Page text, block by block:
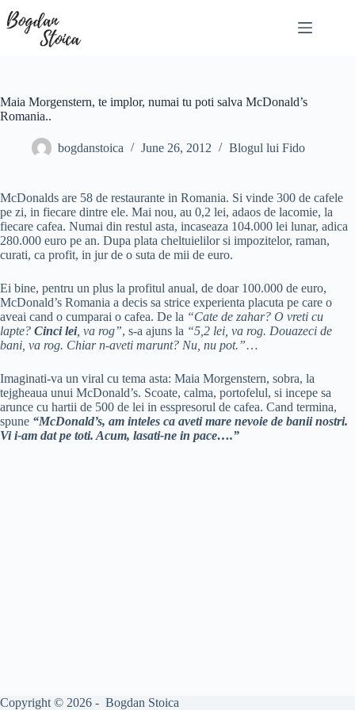
to
content
Maia Morgenstern, te implor, numai tu poti salva McDonald’s
Romania..
bogdanstoica June 26, 2012 Blogul lui Fido
McDonalds are 58 de restaurante in Romania. Si vinde 300 de cafele
pe zi, in fiecare dintre ele. Mai nou, au 0,2 lei, adaos de lacomie, la
fiecare cafea. Numai din restul asta, incaseaza 104.000 lei lunar, adica
280.000 euro pe an. Dupa plata cheltuielilor si impozitelor, raman,
curati, ca profit, in jur de o suta de mii de euro.
Ei bine, pentru un plus la profitul anual, de doar 100.000 de euro,
McDonald’s Romania a decis sa strice experienta placuta pe care o
aveai cand o cumparai o cafea. De la “Cate de zahar? O vreti cu
lapte? Cinci lei, va rog”, s-a ajuns la “5,2 lei, va rog. Douazeci de
bani, va rog. Chiar n-aveti marunt? Nu, nu pot.”…
Imaginati-va un viral cu tema asta: Maia Morgenstern, sobra, la
tejgheaua unui McDonald’s. Scoate, calma, portofelul, si incepe sa
arunce cu hartii de 500 de lei in esspresorul de cafea. Cand termina,
spune “McDonald’s, am inteles ca aveti mare nevoie de banii nostri.
Vi i-am dat pe toti. Acum, lasati-ne in pace….”
Copyright © 2026 - Bogdan Stoica